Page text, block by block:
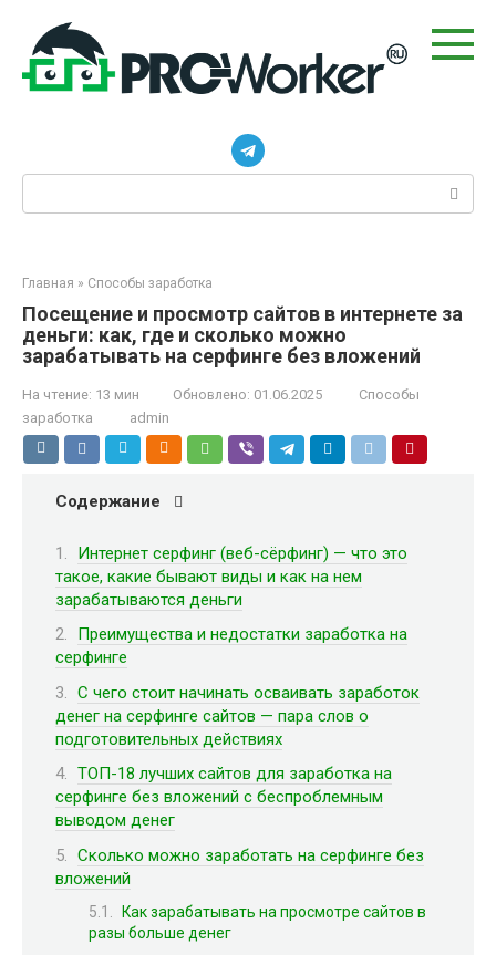
контенту
Главная » Способы заработка
Посещение и просмотр сайтов в интернете за
деньги: как, где и сколько можно
зарабатывать на серфинге без вложений
На чтение: 13 мин Обновлено: 01.06.2025
Способы
заработка
admin
Содержание
Интернет серфинг (веб-сёрфинг) — что это
такое, какие бывают виды и как на нем
зарабатываются деньги
Преимущества и недостатки заработка на
серфинге
С чего стоит начинать осваивать заработок
денег на серфинге сайтов — пара слов о
подготовительных действиях
ТОП-18 лучших сайтов для заработка на
серфинге без вложений c беспроблемным
выводом денег
Сколько можно заработать на серфинге без
вложений
Как зарабатывать на просмотре сайтов в
разы больше денег